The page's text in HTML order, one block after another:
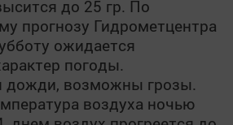
до 25 гр. По
прогнозу Гидрометцентра
ожидается
погоды.
дожди, возможны грозы.
воздуха ночью